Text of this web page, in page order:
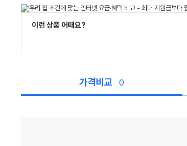
이런 상품 어때요?
가격비교 0